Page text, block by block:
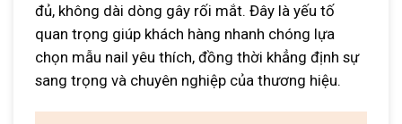
đủ, không dài dòng gây rối mắt. Đây là yếu tố
quan trọng giúp khách hàng nhanh chóng lựa
chọn mẫu nail yêu thích, đồng thời khẳng định sự
sang trọng và chuyên nghiệp của thương hiệu.